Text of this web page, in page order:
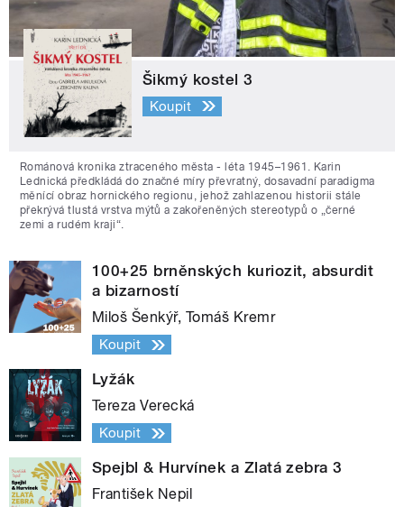
Šikmý kostel 3
Koupit
Románová kronika ztraceného města - léta 1945–1961. Karin
Lednická předkládá do značné míry převratný, dosavadní paradigma
měnící obraz hornického regionu, jehož zahlazenou historii stále
překrývá tlustá vrstva mýtů a zakořeněných stereotypů o „černé
zemi a rudém kraji“.
100+25 brněnských kuriozit, absurdit
a bizarností
Miloš Šenkýř, Tomáš Kremr
Koupit
Lyžák
Tereza Verecká
Koupit
Spejbl & Hurvínek a Zlatá zebra 3
František Nepil